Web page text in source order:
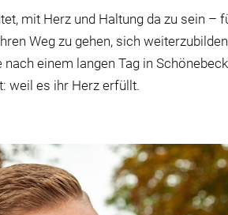
mit Herz und Haltung da zu sein –
Weg zu gehen, sich
nach einem langen Tag in
weil es ihr Herz erfüllt.